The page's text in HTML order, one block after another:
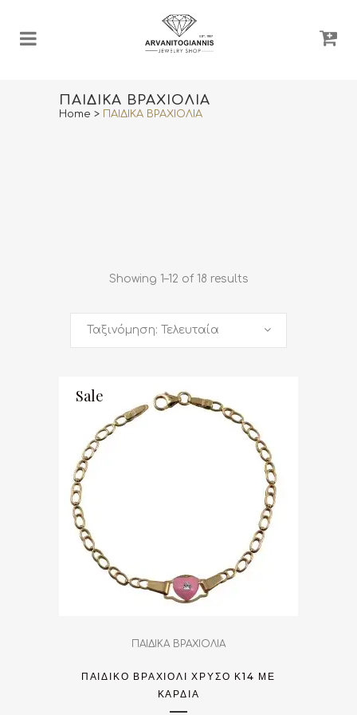
ΠΑΙΔΙΚΑ ΒΡΑΧΙΟΛΙΑ
Home > ΠΑΙΔΙΚΑ ΒΡΑΧΙΟΛΙΑ
Showing 1–12 of 18 results
Ταξινόμηση: Τελευταία
Sale
ΠΑΙΔΙΚΑ ΒΡΑΧΙΟΛΙΑ
ΠΑΙΔΙΚΌ ΒΡΑΧΙΌΛΙ ΧΡΥΣΌ Κ14 ΜΕ
ΚΑΡΔΙΆ